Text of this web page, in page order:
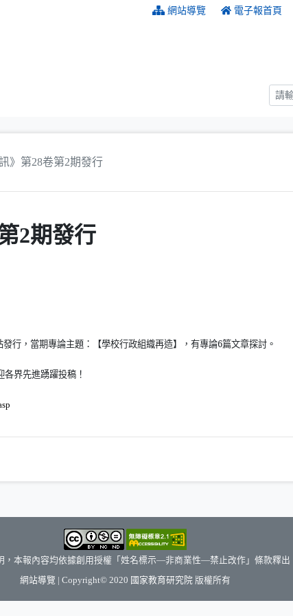
網站導覽 電子報首頁
搜尋
》第28卷第2期發行
2期發行
發行，當期專論主題：【學校行政組織再造】，有專論6篇文章探討。
界先進踴躍投稿！
，本報內容均依據創用授權「姓名標示—非商業性—禁止改作」條款釋出
網站導覽 | Copyright© 2020 國家教育研究院（另開新視窗）
版權所有